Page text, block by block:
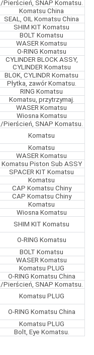
/Pierścień, SNAP Komatsu.
Komatsu China
SEAL, OIL Komatsu China
SHIM KIT Komatsu
BOLT Komatsu
WASER Komatsu
O-RING Komatsu
CYLINDER BLOCK ASSY,
CYLINDER Komatsu
BLOK, CYLINDR Komatsu
Płytka, zawór Komatsu.
RING Komatsu
Komatsu, przytrzymaj.
WASER Komatsu
Wiosna Komatsu
/Pierścień, SNAP Komatsu.
Komatsu
Komatsu
WASER Komatsu
Komatsu Piston Sub ASSY
SPACER KIT Komatsu
Komatsu
CAP Komatsu Chiny
CAP Komatsu Chiny
Komatsu
Wiosna Komatsu
SHIM KIT Komatsu
O-RING Komatsu
BOLT Komatsu
WASER Komatsu
Komatsu PLUG
O-RING Komatsu China
/Pierścień, SNAP Komatsu.
Komatsu PLUG
O-RING Komatsu China
Komatsu PLUG
Bolt, Eye Komatsu.